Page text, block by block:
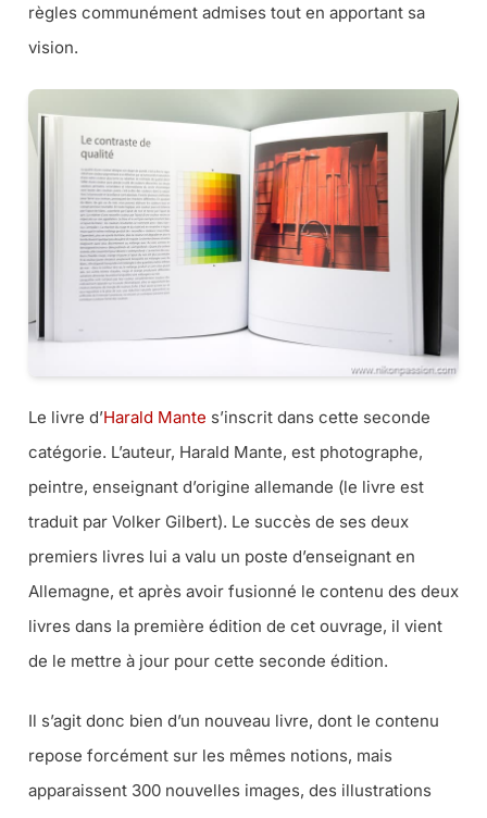
règles communément admises tout en apportant sa
vision.
Le livre d’Harald Mante s’inscrit dans cette seconde
catégorie. L’auteur, Harald Mante, est photographe,
peintre, enseignant d’origine allemande (le livre est
traduit par Volker Gilbert). Le succès de ses deux
premiers livres lui a valu un poste d’enseignant en
Allemagne, et après avoir fusionné le contenu des deux
livres dans la première édition de cet ouvrage, il vient
de le mettre à jour pour cette seconde édition.
Il s’agit donc bien d’un nouveau livre, dont le contenu
repose forcément sur les mêmes notions, mais
apparaissent 300 nouvelles images, des illustrations